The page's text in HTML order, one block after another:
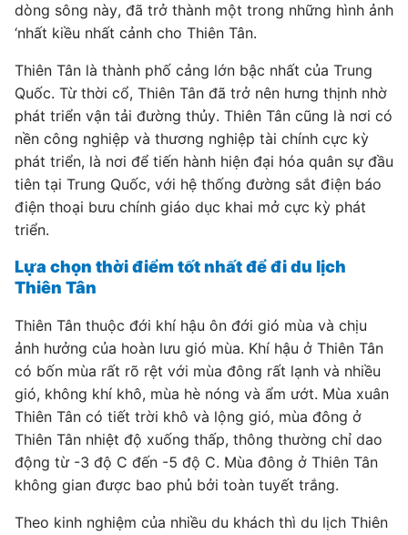
dòng sông này, đã trở thành một trong những hình ảnh
‘nhất kiều nhất cảnh cho Thiên Tân.
Thiên Tân là thành phố cảng lớn bậc nhất của Trung
Quốc. Từ thời cổ, Thiên Tân đã trở nên hưng thịnh nhờ
phát triển vận tải đường thủy. Thiên Tân cũng là nơi có
nền công nghiệp và thương nghiệp tài chính cực kỳ
phát triển, là nơi để tiến hành hiện đại hóa quân sự đầu
tiên tại Trung Quốc, với hệ thống đường sắt điện báo
điện thoại bưu chính giáo dục khai mở cực kỳ phát
triển.
Lựa chọn thời điểm tốt nhất để đi du lịch
Thiên Tân
Thiên Tân thuộc đới khí hậu ôn đới gió mùa và chịu
ảnh hưởng của hoàn lưu gió mùa. Khí hậu ở Thiên Tân
có bốn mùa rất rõ rệt với mùa đông rất lạnh và nhiều
gió, không khí khô, mùa hè nóng và ẩm ướt. Mùa xuân
Thiên Tân có tiết trời khô và lộng gió, mùa đông ở
Thiên Tân nhiệt độ xuống thấp, thông thường chỉ dao
động từ -3 độ C đến -5 độ C. Mùa đông ở Thiên Tân
không gian được bao phủ bởi toàn tuyết trắng.
Theo kinh nghiệm của nhiều du khách thì du lịch Thiên